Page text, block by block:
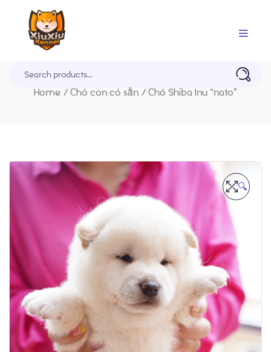
Trang Chủ
Về chúng tôi
Home / Chó con có sẵn / Chó Shiba Inu “nato”
🔍